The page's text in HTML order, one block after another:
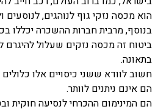
הוא מכסה נזקי גוף לנוהגים, לנוסעים
בנוסף, מרבית חברות ההשכרה יכללו
ביטוח זה מכסה נזקים שעלול
בתאונה.
חשוב לוודא ששני כיסויים אלו
הם אינם ניתנים לוותר.
הם המינימום ההכרחי לנסיעה חוקית